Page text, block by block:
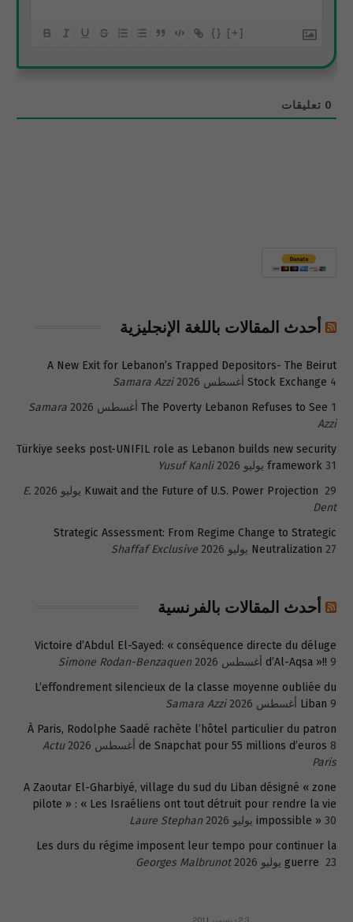
{} [+]
0 تعليقات
أحدث المقالات باللغة الإنجليزية
A New Exit for Lebanon’s Trapped Depositors- The Beirut
Stock Exchange 4 أغسطس 2026
Samara Azzi
The Poverty Lebanon Refuses to See 1 أغسطس 2026
Samara
Azzi
Türkiye seeks post-UNIFIL role as Lebanon builds new security
framework 31 يوليو 2026
Yusuf Kanli
Kuwait and the Future of U.S. Power Projection 29 يوليو 2026
E.
Dent
Strategic Assessment: From Regime Change to Strategic
Neutralization 27 يوليو 2026 Shaffaf Exclusive
أحدث المقالات بالفرنسية
Victoire d’Abdul El-Sayed: « conséquence directe du déluge
d’Al-Aqsa »!! 9 أغسطس 2026
Simone Rodan-Benzaquen
L’effondrement silencieux de la classe moyenne oubliée du
Liban 9 أغسطس 2026
Samara Azzi
À Paris, Rodolphe Saadé rachète l’hôtel particulier du patron
de Snapchat pour 55 millions d’euros 8 أغسطس 2026
Actu
Paris
A Zaoutar El-Gharbiyé, village du sud du Liban désigné « zone
pilote » : « Les Israéliens ont tout détruit pour rendre la vie
impossible » 30 يوليو 2026
Laure Stephan
Les durs du régime imposent leur tempo pour continuer la
guerre 23 يوليو 2026 Georges Malbrunot
23 ديسمبر 2011